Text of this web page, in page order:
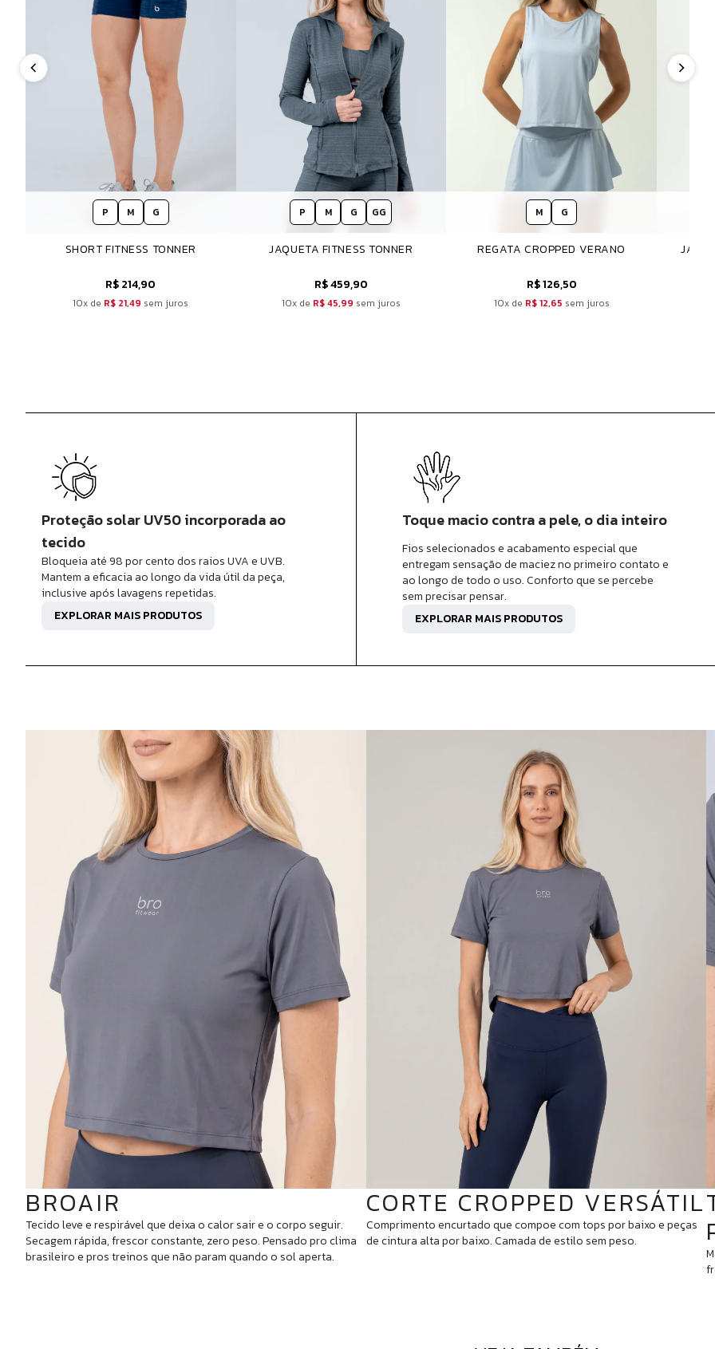
P M G
SHORT FITNESS TONNER
R$ 214,90
10x de R$ 21,49 sem juros
P M G GG
JAQUETA FITNESS TONNER
R$ 459,90
10x de R$ 45,99 sem juros
M G
REGATA CROPPED VERANO
R$ 126,50
10x de R$ 12,65 sem juros
Proteção solar UV50 incorporada ao
tecido
Bloqueia até 98 por cento dos raios UVA e UVB.
Mantem a eficacia ao longo da vida útil da peça,
inclusive após lavagens repetidas.
EXPLORAR MAIS PRODUTOS
Toque macio contra a pele, o dia inteiro
Fios selecionados e acabamento especial que
entregam sensação de maciez no primeiro contato e
ao longo de todo o uso. Conforto que se percebe
sem precisar pensar.
EXPLORAR MAIS PRODUTOS
BROAIR
Tecido leve e respirável que deixa o calor sair e o corpo seguir.
Secagem rápida, frescor constante, zero peso. Pensado pro clima
brasileiro e pros treinos que não param quando o sol aperta.
CORTE CROPPED VERSÁTIL
Comprimento encurtado que compoe com tops por baixo e peças
de cintura alta por baixo. Camada de estilo sem peso.